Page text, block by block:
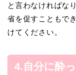
と言わなければな
省を促すこともで
けてください。
4.自分に酔